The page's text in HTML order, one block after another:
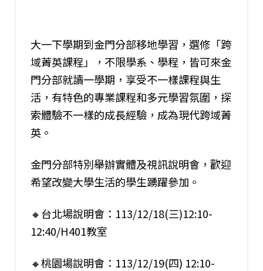
大一下學期到金門分部移地學習，選修「跨
域菁英課程」，不限學系、學程，皆可來金
門分部就讀一學期，享受不一樣課程與生
活，有特色的專業課程和多元學習氛圍，探
索體驗不一樣的成長經驗，成為現代跨域菁
英。
金門分部特別舉辦實體及視訊說明會，歡迎
希望改變大學生活的學生踴躍參加。
🔸台北場說明會：113/12/18(三)12:10-
12:40/H401教室
🔸桃園場說明會：113/12/19(四) 12:10-